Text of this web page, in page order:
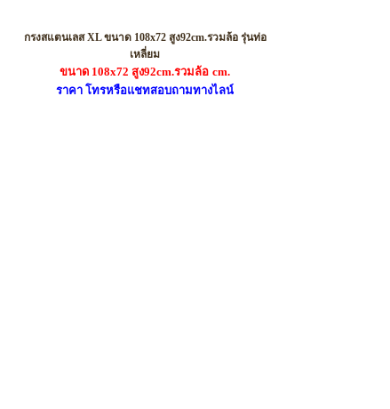
กรงสแตนเลส XL ขนาด 108x72 สูง92cm.รวมล้อ รุ่นท่อ
เหลี่ยม
ขนาด 108x72 สูง92cm.รวมล้อ cm.
ราคา โทรหรือแชทสอบถามทางไลน์